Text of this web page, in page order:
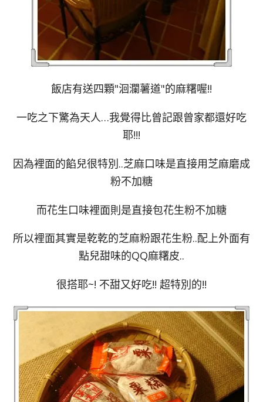
飯店有送四顆"洄瀾薯道"的麻糬喔!!
一吃之下驚為天人…我覺得比曾記跟曾家都還好吃
耶!!!
因為裡面的餡兒很特別..芝麻口味是直接用芝麻磨成
粉不加糖
而花生口味裡面則是直接包花生粉不加糖
所以裡面其實是乾乾的芝麻粉跟花生粉..配上外面有
點兒甜味的QQ麻糬皮..
很搭耶~! 不甜又好吃!! 超特別的!!